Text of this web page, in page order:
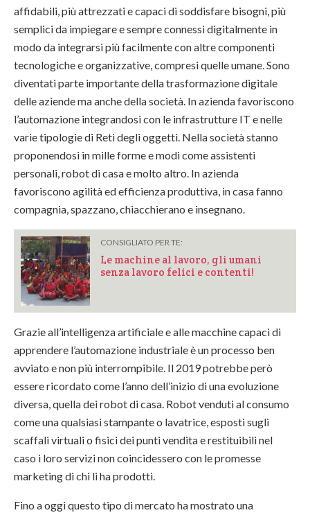
affidabili, più attrezzati e capaci di soddisfare bisogni, più
semplici da impiegare e sempre connessi digitalmente in
modo da integrarsi più facilmente con altre componenti
tecnologiche e organizzative, compresi quelle umane. Sono
diventati parte importante della trasformazione digitale
delle aziende ma anche della società. In azienda favoriscono
l’automazione integrandosi con le infrastrutture IT e nelle
varie tipologie di Reti degli oggetti. Nella società stanno
proponendosi in mille forme e modi come assistenti
personali, robot di casa e molto altro. In azienda
favoriscono agilità ed efficienza produttiva, in casa fanno
compagnia, spazzano, chiacchierano e insegnano.
CONSIGLIATO PER TE:
Le machine al lavoro, gli umani
senza lavoro felici e contenti!
Grazie all’intelligenza artificiale e alle macchine capaci di
apprendere l’automazione industriale è un processo ben
avviato e non più interrompibile. Il 2019 potrebbe però
essere ricordato come l’anno dell’inizio di una evoluzione
diversa, quella dei robot di casa. Robot venduti al consumo
come una qualsiasi stampante o lavatrice, esposti sugli
scaffali virtuali o fisici dei punti vendita e restituibili nel
caso i loro servizi non coincidessero con le promesse
marketing di chi li ha prodotti.
Fino a oggi questo tipo di mercato ha mostrato una